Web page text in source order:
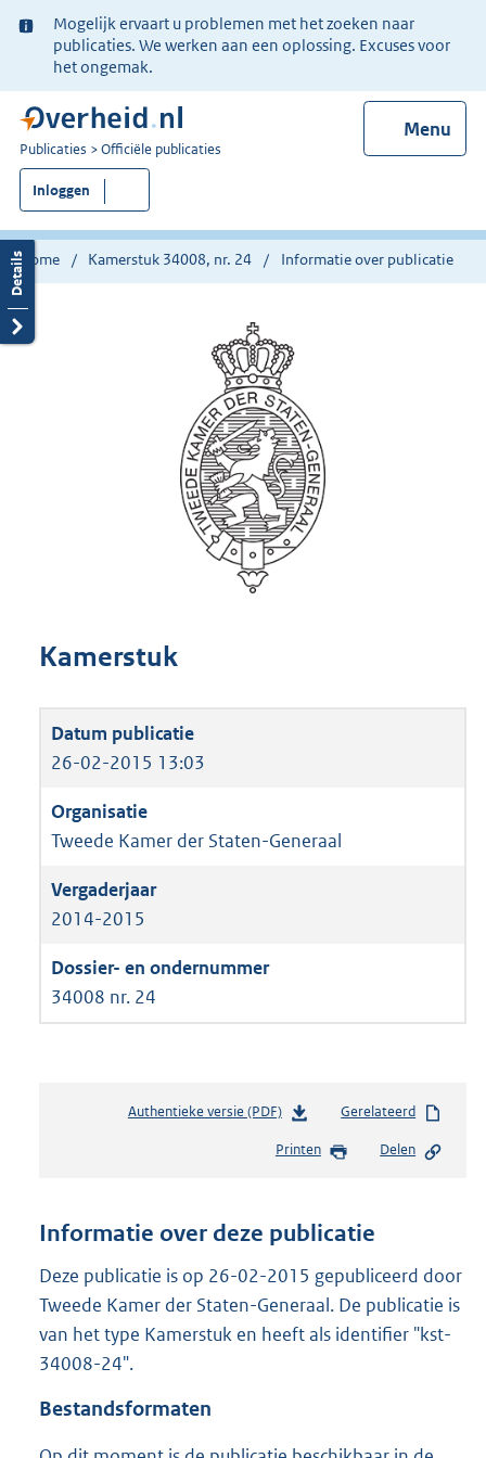
Ter
informatie:
Mogelijk ervaart u problemen met het zoeken naar
publicaties. We werken aan een oplossing. Excuses voor
het ongemak.
Menu
U
bent
nu
hier:
Publicaties Officiële publicaties
Inloggen
Home Kamerstuk 34008, nr. 24 Informatie over publicatie
Kamerstuk
26-02-2015 13:03
Tweede Kamer der Staten-Generaal
2014-2015
34008 nr. 24
Authentieke versie (PDF)b
s
n
s
r
o
:
Gerelateerd
Printen Delen
Informatie over deze publicatie
Deze publicatie is op 26-02-2015 gepubliceerd door
Tweede Kamer der Staten-Generaal. De publicatie is
van het type Kamerstuk en heeft als identifier "kst-
34008-24".
Bestandsformaten